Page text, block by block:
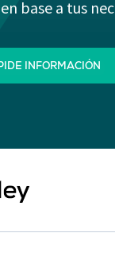
base a tus
INFORMACIÓN